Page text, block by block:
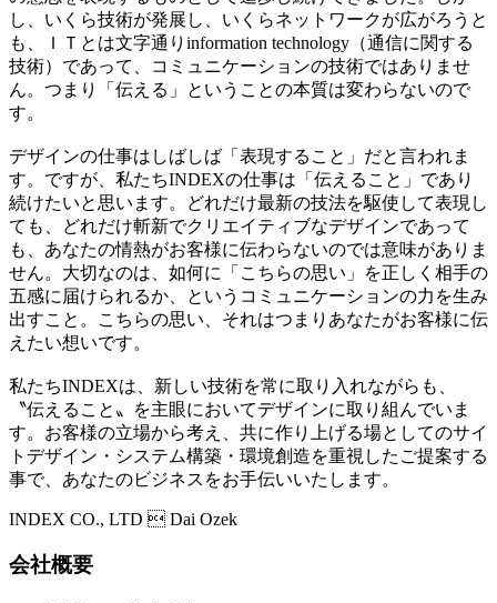
し、いくら技術が発展し、いくらネットワークが広がろうと
も、ＩＴとは文字通りinformation technology（通信に関する
技術）であって、コミュニケーションの技術ではありませ
ん。つまり「伝える」ということの本質は変わらないので
す。
デザインの仕事はしばしば「表現すること」だと言われま
す。ですが、私たちINDEXの仕事は「伝えること」であり
続けたいと思います。どれだけ最新の技法を駆使して表現し
ても、どれだけ斬新でクリエイティブなデザインであって
も、あなたの情熱がお客様に伝わらないのでは意味がありま
せん。大切なのは、如何に「こちらの思い」を正しく相手の
五感に届けられるか、というコミュニケーションの力を生み
出すこと。こちらの思い、それはつまりあなたがお客様に伝
えたい想いです。
私たちINDEXは、新しい技術を常に取り入れながらも、
〝伝えること〟を主眼においてデザインに取り組んでいま
す。お客様の立場から考え、共に作り上げる場としてのサイ
トデザイン・システム構築・環境創造を重視したご提案する
事で、あなたのビジネスをお手伝いいたします。
INDEX CO., LTD  Dai Ozek
会社概要